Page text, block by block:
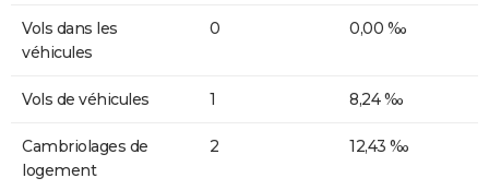
Vols dans les
véhicules
0 0,00 ‰
Vols de véhicules 1 8,24 ‰
Cambriolages de
logement
2 12,43 ‰